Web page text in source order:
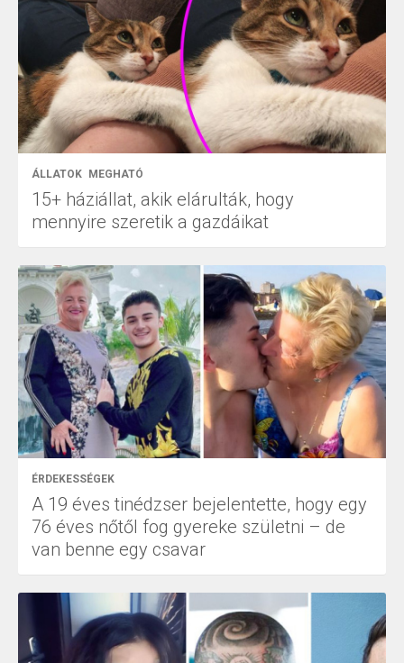
ÁLLATOK MEGHATÓ
15+ háziállat, akik elárulták, hogy
mennyire szeretik a gazdáikat
ÉRDEKESSÉGEK
A 19 éves tinédzser bejelentette, hogy egy
76 éves nőtől fog gyereke születni – de
van benne egy csavar